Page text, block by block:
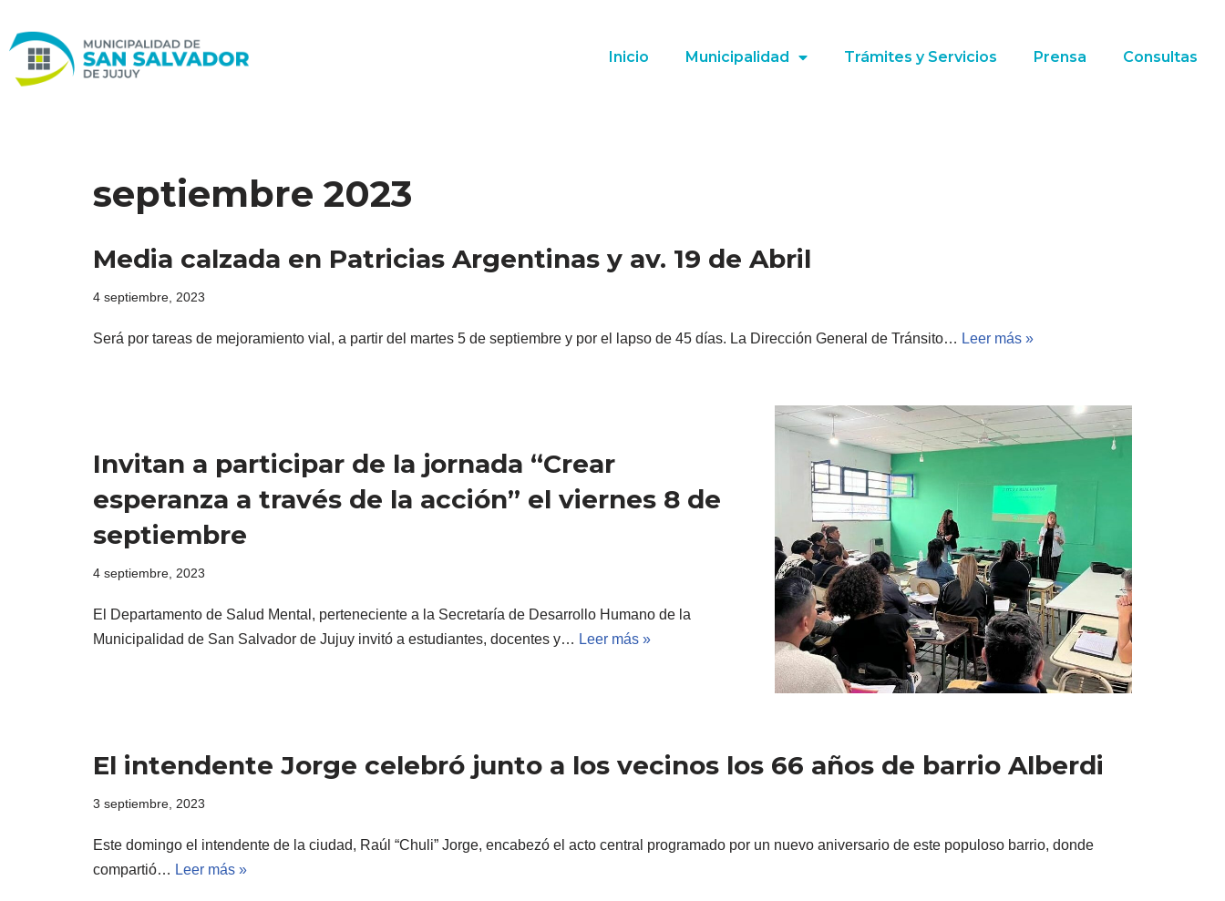
Ir
al
Inicio Municipalidad Trámites y Servicios Prensa Consultas
septiembre 2023
Media calzada en Patricias Argentinas y av. 19 de Abril
4 septiembre, 2023
Será por tareas de mejoramiento vial, a partir del martes 5 de septiembre y por el lapso de 45 días. La Dirección General de Tránsito… Leer más »
Invitan a participar de la jornada “Crear
esperanza a través de la acción” el viernes 8 de
septiembre
4 septiembre, 2023
El Departamento de Salud Mental, perteneciente a la Secretaría de Desarrollo Humano de la
Municipalidad de San Salvador de Jujuy invitó a estudiantes, docentes y… Leer más »
El intendente Jorge celebró junto a los vecinos los 66 años de barrio Alberdi
3 septiembre, 2023
Este domingo el intendente de la ciudad, Raúl “Chuli” Jorge, encabezó el acto central programado por un nuevo aniversario de este populoso barrio, donde
compartió… Leer más »